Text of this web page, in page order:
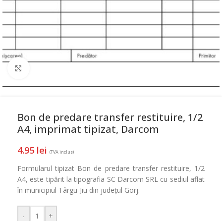
Bon de predare transfer restituire, 1/2
A4, imprimat tipizat, Darcom
4.95 lei (TVA inclus)
Formularul tipizat Bon de predare transfer restituire, 1/2
A4, este tipărit la tipografia SC Darcom SRL cu sediul aflat
în municipiul Târgu-Jiu din județul Gorj.
- +